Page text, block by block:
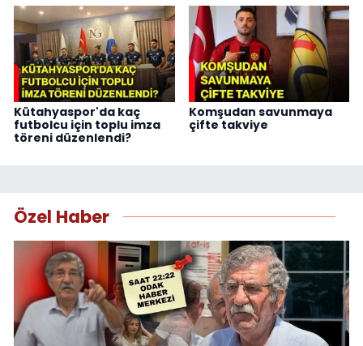
Kütahyaspor'da kaç
futbolcu için toplu imza
töreni düzenlendi?
Komşudan savunmaya
çifte takviye
Özel Haber